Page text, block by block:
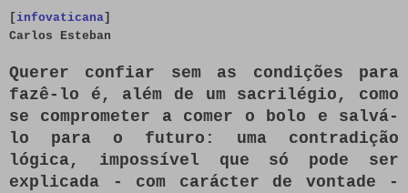
[infovaticana]
Carlos Esteban
Querer confiar sem as condições para
fazê-lo é, além de um sacrilégio, como
se comprometer a comer o bolo e salvá-
lo para o futuro: uma contradição
lógica, impossível que só pode ser
explicada - com carácter de vontade -